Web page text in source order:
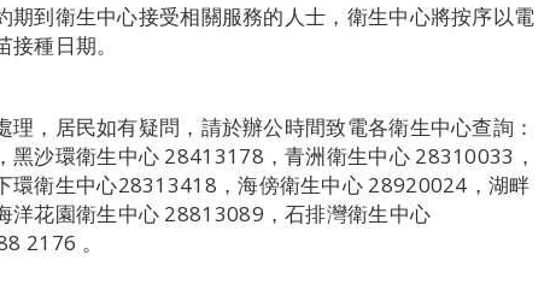
期到衛生中心接受相關服務的人士，衛生中心將按序以電
種日期。
，居民如有疑問，請於辦公時間致電各衛生中心查詢：
沙環衛生中心 28413178，青洲衛生中心 28310033，
環衛生中心28313418，海傍衛生中心 28920024，湖畔
洋花園衛生中心 28813089，石排灣衛生中心
2176 。